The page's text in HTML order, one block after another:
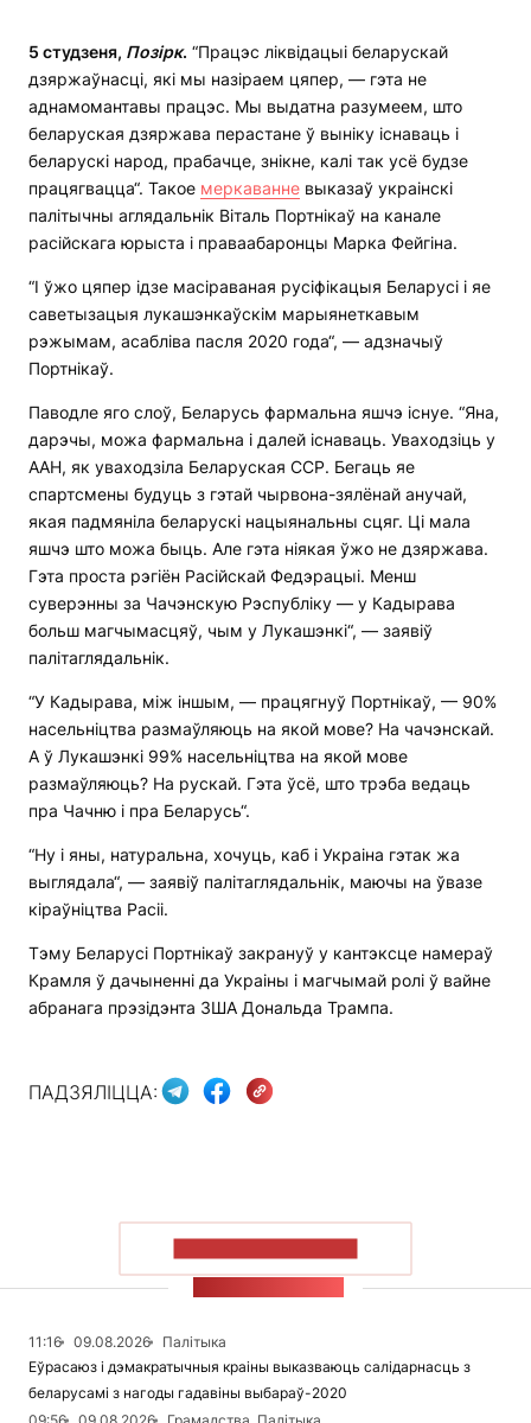
5 студзеня, Позірк. “Працэс ліквідацыі беларускай
дзяржаўнасці, які мы назіраем цяпер, — гэта не
аднамомантавы працэс. Мы выдатна разумеем, што
беларуская дзяржава перастане ў выніку існаваць і
беларускі народ, прабачце, знікне, калі так усё будзе
працягвацца“. Такое меркаванне выказаў украінскі
палітычны аглядальнік Віталь Портнікаў на канале
расійскага юрыста і праваабаронцы Марка Фейгіна.
“І ўжо цяпер ідзе масіраваная русіфікацыя Беларусі і яе
саветызацыя лукашэнкаўскім марыянеткавым
рэжымам, асабліва пасля 2020 года“, — адзначыў
Портнікаў.
Паводле яго слоў, Беларусь фармальна яшчэ існуе. “Яна,
дарэчы, можа фармальна і далей існаваць. Уваходзіць у
ААН, як уваходзіла Беларуская ССР. Бегаць яе
спартсмены будуць з гэтай чырвона-зялёнай анучай,
якая падмяніла беларускі нацыянальны сцяг. Ці мала
яшчэ што можа быць. Але гэта ніякая ўжо не дзяржава.
Гэта проста рэгіён Расійскай Федэрацыі. Менш
суверэнны за Чачэнскую Рэспубліку — у Кадырава
больш магчымасцяў, чым у Лукашэнкі“, — заявіў
палітаглядальнік.
“У Кадырава, між іншым, — працягнуў Портнікаў, — 90%
насельніцтва размаўляюць на якой мове? На чачэнскай.
А ў Лукашэнкі 99% насельніцтва на якой мове
размаўляюць? На рускай. Гэта ўсё, што трэба ведаць
пра Чачню і пра Беларусь“.
“Ну і яны, натуральна, хочуць, каб і Украіна гэтак жа
выглядала“, — заявіў палітаглядальнік, маючы на ўвазе
кіраўніцтва Расіі.
Тэму Беларусі Портнікаў закрануў у кантэксце намераў
Крамля ў дачыненні да Украіны і магчымай ролі ў вайне
абранага прэзідэнта ЗША Дональда Трампа.
ПАДЗЯЛІЦЦА:
11:16 09.08.2026
Палітыка
Еўрасаюз і дэмакратычныя краіны выказваюць салідарнасць з
беларусамі з нагоды гадавіны выбараў-2020